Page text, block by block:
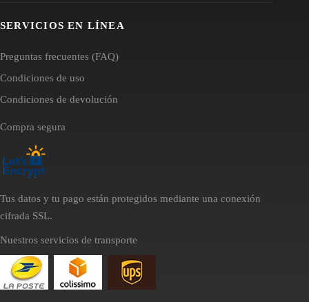
SERVICIOS EN LÍNEA
Preguntas frecuentes (FAQ)
Condiciones de uso
Condiciones de devolución
Compra segura
Tus datos y tu pago están protegidos mediante una conexión
cifrada SSL.
Nuestros servicios de transporte